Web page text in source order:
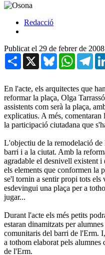
Redacció
Publicat el 29 de febrer de
Share X BlueskyWhatsApp
En l'acte, els arquitectes que
reformar la plaça, Olga
assistents com serà la plaça,
explicatius. A més, comentaran
la participació ciutadana que
L'objectiu de la remodelació de
barri i a la ciutat. Amb la
agradable el desnivell existent i
els elements que conformen la
se'l tornin a sentir propi tots
esdevingui una plaça per a
jugar...
Durant l'acte els més petits
estaran dinamitzats per
comunitaris del barri de l'Erm.
a tothom elaborat pels
de l'Erm.